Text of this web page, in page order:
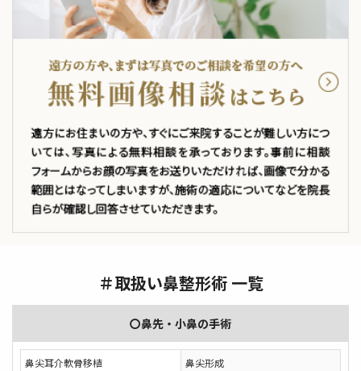
＃取扱い鼻整形術 一覧
〇鼻先・小鼻の手術
鼻尖耳介軟骨移植
鼻尖形成